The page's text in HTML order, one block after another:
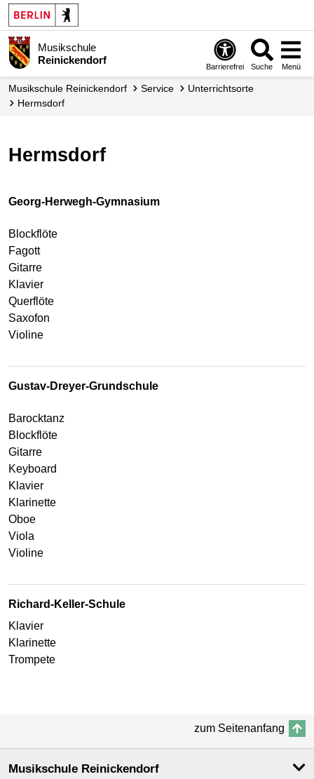
Musikschule
Reinickendorf
Barrierefrei Suche Menü
Musikschule Reinickendorf Service
Unterrichtsorte
Hermsdorf
Hermsdorf
Georg-Herwegh-Gymnasium
Blockflöte
Fagott
Gitarre
Klavier
Querflöte
Saxofon
Violine
Gustav-Dreyer-Grundschule
Barocktanz
Blockflöte
Gitarre
Keyboard
Klavier
Klarinette
Oboe
Viola
Violine
Richard-Keller-Schule
Klavier
Klarinette
Trompete
zum Seitenanfang
Musikschule Reinickendorf